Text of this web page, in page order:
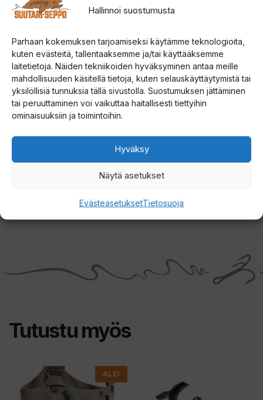
Hallinnoi suostumusta
Parhaan kokemuksen tarjoamiseksi käytämme teknologioita,
kuten evästeitä, tallentaaksemme ja/tai käyttääksemme
laitetietoja. Näiden tekniikoiden hyväksyminen antaa meille
mahdollisuuden käsitellä tietoja, kuten selauskäyttäytymistä tai
yksilöllisiä tunnuksia tällä sivustolla. Suostumuksen jättäminen
tai peruuttaminen voi vaikuttaa haitallisesti tiettyihin
ominaisuuksiin ja toimintoihin.
Hyväksy
Näytä asetukset
EvästeasetuksetTietosuoja
Pakkaus sisältää:
-Peräpeilianturin sekä asennustelineen
-Pilkkianturin
-7 Ah akun
-Laturin
-Kantolaukun
Kielivaihtoehdot: Suomi, Ruotsi, Englanti (UK & US),
Afrikaans, Tanska, Saksa, Espanja, Ranska, Kreikka,
Tutustu myös
ALE!
tuotteella
tuotteella